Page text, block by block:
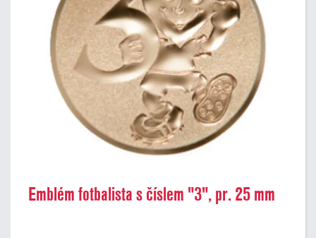
Emblém fotbalista s číslem "3", pr. 25 mm